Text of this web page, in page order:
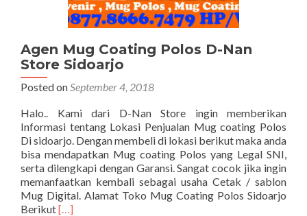
Agen Mug Coating Polos D-Nan
Store Sidoarjo
Posted onSeptember 4, 2018
Halo.. Kami dari D-Nan Store ingin memberikan
Informasi tentang Lokasi Penjualan Mug coating Polos
Di sidoarjo. Dengan membeli di lokasi berikut maka anda
bisa mendapatkan Mug coating Polos yang Legal SNI,
serta dilengkapi dengan Garansi. Sangat cocok jika ingin
memanfaatkan kembali sebagai usaha Cetak / sablon
Mug Digital. Alamat Toko Mug Coating Polos Sidoarjo
BerikutRead
[…]